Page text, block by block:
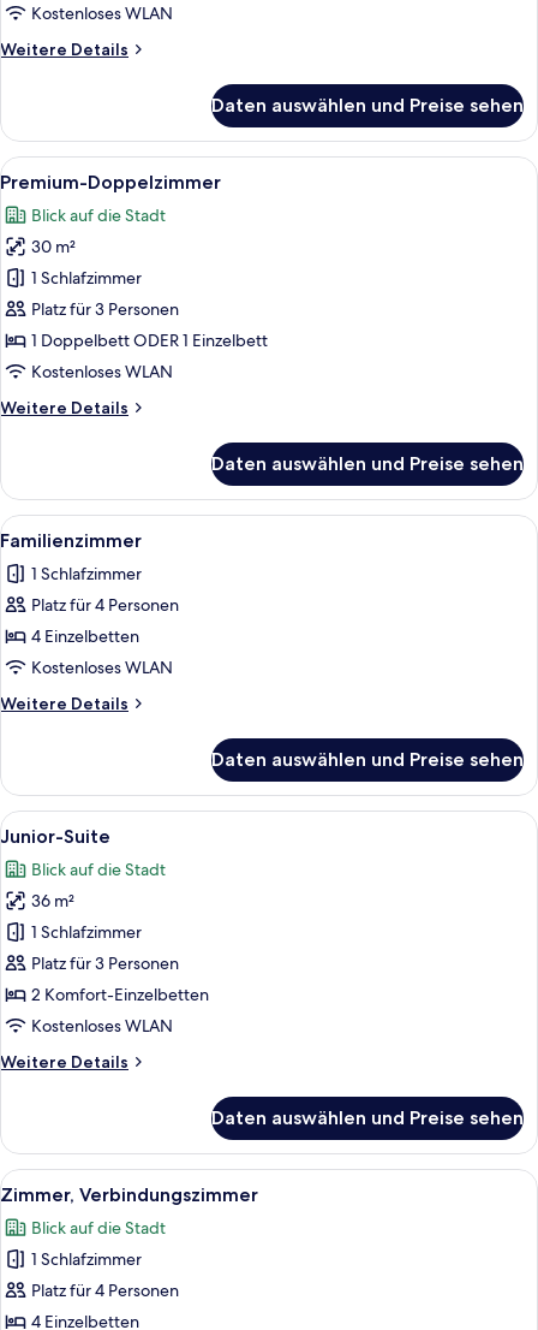
Kostenloses WLAN
Weitere Details
Weitere
Doppelzimmer
Daten auswählen und Preise sehen
Alle
Fotos
für
Premium-
Doppelzimmer
anzeigen
Hochwertige Bettwaren, Minibar,
6
Premium-Doppelzimmer
Blick auf die Stadt
30 m²
1 Schlafzimmer
Platz für 3 Personen
1 Doppelbett ODER 1 Einzelbett
Kostenloses WLAN
Weitere Details
Weitere
Doppelzimmer
Daten auswählen und Preise sehen
Alle
Fotos
für
Familienzimmer
anzeigen
Ein modernes Hotelzimmer mit zwei
5
Familienzimmer
1 Schlafzimmer
Platz für 4 Personen
4 Einzelbetten
Kostenloses WLAN
Weitere Details
Weitere
Daten auswählen und Preise sehen
Alle
Fotos
für
Junior-
Suite
anzeigen
Ein modernes Hotelzimmer mit
5
Junior-Suite
Blick auf die Stadt
36 m²
1 Schlafzimmer
Platz für 3 Personen
2 Komfort-Einzelbetten
Kostenloses WLAN
Weitere Details
Weitere
Suite
Daten auswählen und Preise sehen
Alle
Fotos
für
Zimmer,
Verbindungszimmer
anzeigen
Ein modernes Hotelzimmer mit
4
Zimmer, Verbindungszimmer
Blick auf die Stadt
1 Schlafzimmer
Platz für 4 Personen
4 Einzelbetten